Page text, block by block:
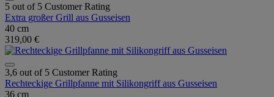
5 out of 5 Customer Rating
Extra großer Grill aus Gusseisen
40 cm
319,00 €
3,6 out of 5 Customer Rating
Rechteckige Grillpfanne mit Silikongriff aus Gusseisen
36 cm